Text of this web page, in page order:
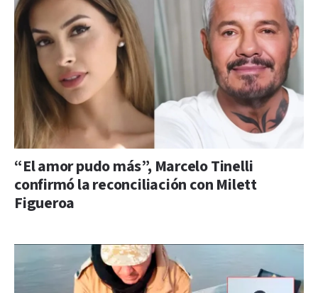
“El amor pudo más”, Marcelo Tinelli
confirmó la reconciliación con Milett
Figueroa